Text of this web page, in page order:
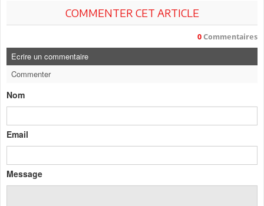
COMMENTER CET ARTICLE
0 Commentaires
Ecrire un commentaire
Commenter
Nom
Email
Message